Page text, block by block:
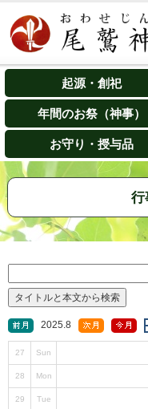
起源・創祀
年間のお祭（神事）
お守り・授与品
行
2025.8
27 Sun
28 Mon
29 Tue